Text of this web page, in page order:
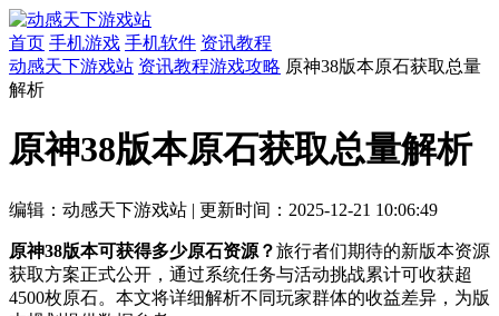
首页 手机游戏 手机软件 资讯教程
动感天下游戏站 资讯教程游戏攻略 原神38版本原石获取总量
解析
原神38版本原石获取总量解析
编辑：动感天下游戏站 | 更新时间：2025-12-21 10:06:49
原神38版本可获得多少原石资源？旅行者们期待的新版本资源
获取方案正式公开，通过系统任务与活动挑战累计可收获超
4500枚原石。本文将详细解析不同玩家群体的收益差异，为版